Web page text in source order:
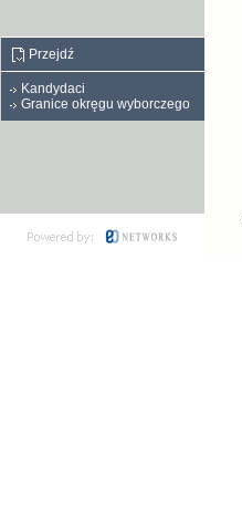
Przejdź
Kandydaci
Granice okręgu wyborczego